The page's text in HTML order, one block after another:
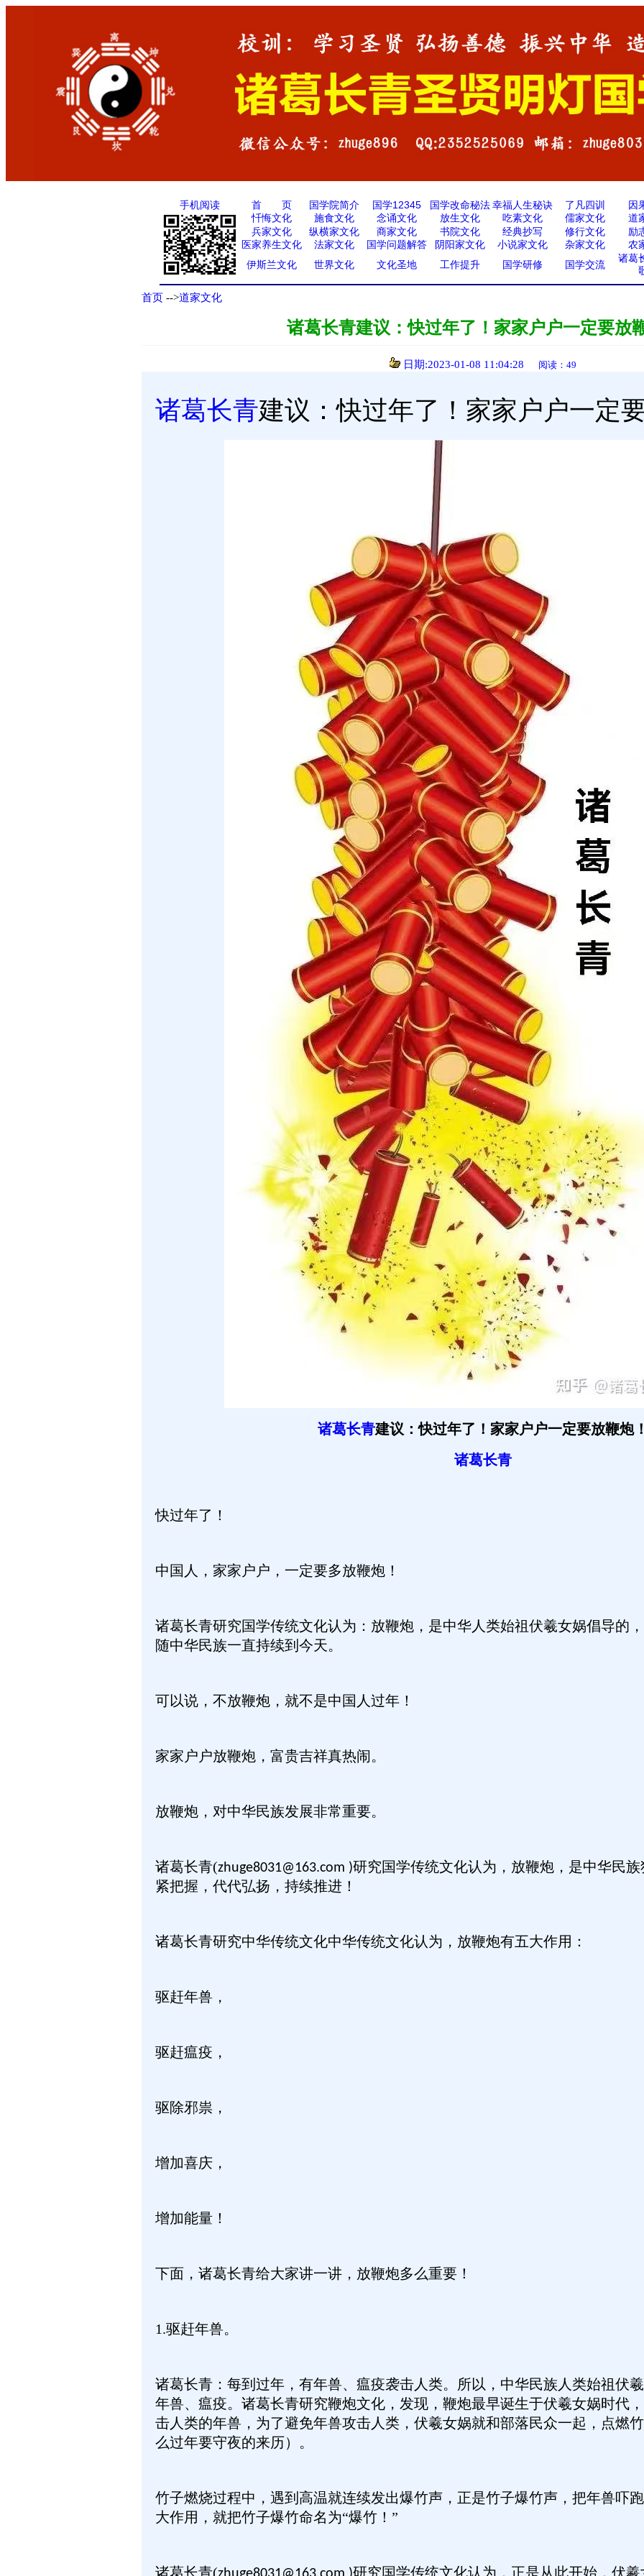
手机阅读 首 页 国学院简介 国学12345 国学改命秘法 幸福人生秘诀 了凡四训
因
忏悔文化
施食文化 念诵文化 放生文化 吃素文化 儒家文化
道
兵家文化
纵横家文化 商家文化 书院文化 经典抄写 修行文化
励
医家养生文化
法家文化 国学问题解答 阴阳家文化 小说家文化 杂家文化
农
伊斯兰文化
世界文化 文化圣地 工作提升 国学研修 国学交流
诸葛
首页 -->道家文化
诸葛长青建议：快过年了！家家户户一定要放
日期:2023-01-08 11:04:28 阅读：49
诸葛长青建议：快过年了！家家户户一定
诸葛长青建议：快过年了！家家户户一定要放鞭炮
诸葛长青
快过年了！
中国人，家家户户，一定要多放鞭炮！
诸葛长青研究国学传统文化认为：放鞭炮，是中华人类始祖伏羲女娲倡导的
随中华民族一直持续到今天。
可以说，不放鞭炮，就不是中国人过年！
家家户户放鞭炮，富贵吉祥真热闹。
放鞭炮，对中华民族发展非常重要。
诸葛长青(zhuge8031@163.com )研究国学传统文化认为，放鞭炮，是中华民
紧把握，代代弘扬，持续推进！
诸葛长青研究中华传统文化中华传统文化认为，放鞭炮有五大作用：
驱赶年兽，
驱赶瘟疫，
驱除邪祟，
增加喜庆，
增加能量！
下面，诸葛长青给大家讲一讲，放鞭炮多么重要！
1.驱赶年兽。
诸葛长青：每到过年，有年兽、瘟疫袭击人类。所以，中华民族人类始祖伏
年兽、瘟疫。诸葛长青研究鞭炮文化，发现，鞭炮最早诞生于伏羲女娲时代
击人类的年兽，为了避免年兽攻击人类，伏羲女娲就和部落民众一起，点燃
么过年要守夜的来历）。
竹子燃烧过程中，遇到高温就连续发出爆竹声，正是竹子爆竹声，把年兽吓
大作用，就把竹子爆竹命名为“爆竹！”
诸葛长青( 研究国学传统文化认为，正是从此开始，伏